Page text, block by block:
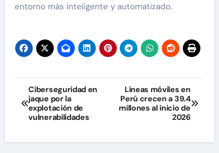
entorno más inteligente y automatizado.
Navegación
de
Ciberseguridad en
jaque por la
explotación de
vulnerabilidades
Líneas móviles en
Perú crecen a 39.4
millones al inicio de
2026